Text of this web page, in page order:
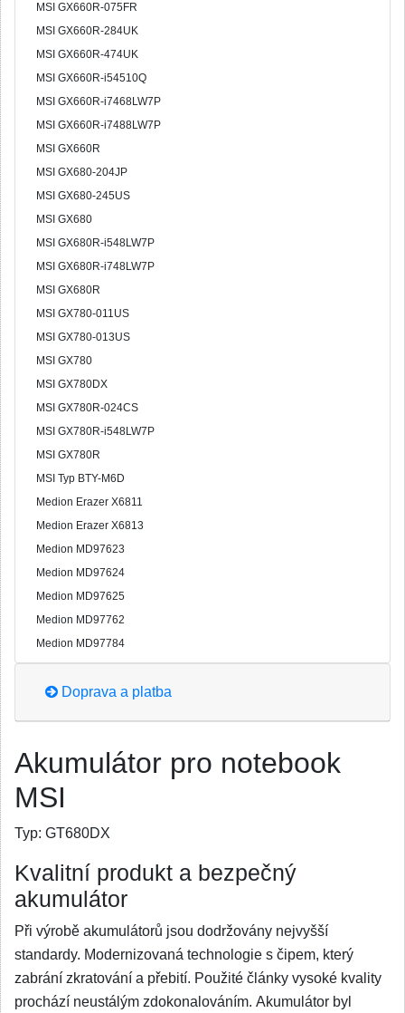
MSI GX660R-075FR
MSI GX660R-284UK
MSI GX660R-474UK
MSI GX660R-i54510Q
MSI GX660R-i7468LW7P
MSI GX660R-i7488LW7P
MSI GX660R
MSI GX680-204JP
MSI GX680-245US
MSI GX680
MSI GX680R-i548LW7P
MSI GX680R-i748LW7P
MSI GX680R
MSI GX780-011US
MSI GX780-013US
MSI GX780
MSI GX780DX
MSI GX780R-024CS
MSI GX780R-i548LW7P
MSI GX780R
MSI Typ BTY-M6D
Medion Erazer X6811
Medion Erazer X6813
Medion MD97623
Medion MD97624
Medion MD97625
Medion MD97762
Medion MD97784
Doprava a platba
Akumulátor pro notebook
MSI
Typ: GT680DX
Kvalitní produkt a bezpečný
akumulátor
Při výrobě akumulátorů jsou dodržovány nejvyšší
standardy. Modernizovaná technologie s čipem, který
zabrání zkratování a přebití. Použité články vysoké kvality
prochází neustálým zdokonalováním. Akumulátor byl